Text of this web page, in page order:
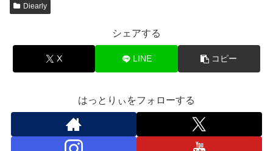
Diearly
シェアする
X LINE コピー
はっとりぃをフォローする